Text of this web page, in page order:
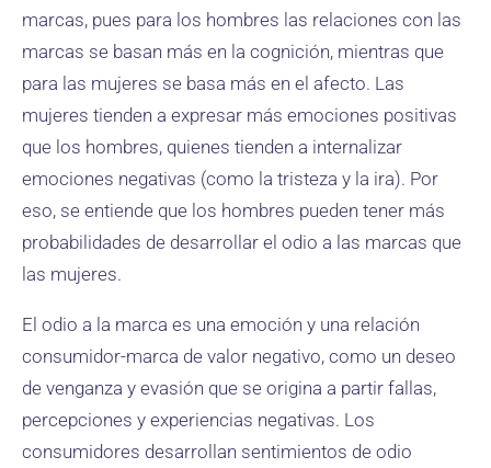
marcas, pues para los hombres las relaciones con las
marcas se basan más en la cognición, mientras que
para las mujeres se basa más en el afecto. Las
mujeres tienden a expresar más emociones positivas
que los hombres, quienes tienden a internalizar
emociones negativas (como la tristeza y la ira). Por
eso, se entiende que los hombres pueden tener más
probabilidades de desarrollar el odio a las marcas que
las mujeres.
El odio a la marca es una emoción y una relación
consumidor-marca de valor negativo, como un deseo
de venganza y evasión que se origina a partir fallas,
percepciones y experiencias negativas. Los
consumidores desarrollan sentimientos de odio